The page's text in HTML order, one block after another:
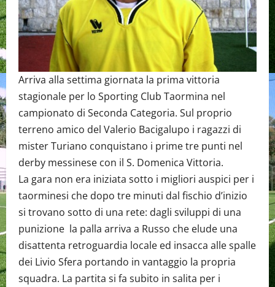
Arriva alla settima giornata la prima vittoria
stagionale per lo Sporting Club Taormina nel
campionato di Seconda Categoria. Sul proprio
terreno amico del Valerio Bacigalupo i ragazzi di
mister Turiano conquistano i prime tre punti nel
derby messinese con il S. Domenica Vittoria.
La gara non era iniziata sotto i migliori auspici per i
taorminesi che dopo tre minuti dal fischio d’inizio
si trovano sotto di una rete: dagli sviluppi di una
punizione la palla arriva a Russo che elude una
disattenta retroguardia locale ed insacca alle spalle
dei Livio Sfera portando in vantaggio la propria
squadra. La partita si fa subito in salita per i